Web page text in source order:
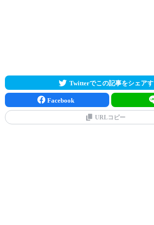
Twitterでこの記事をシェアす
Facebook
URLコピー